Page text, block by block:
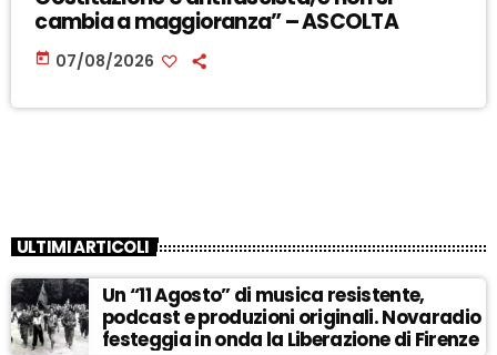
cambia a maggioranza” – ASCOLTA
today 07/08/2026
ULTIMI ARTICOLI
Un “11 Agosto” di musica resistente,
podcast e produzioni originali. Novaradio
festeggia in onda la Liberazione di Firenze